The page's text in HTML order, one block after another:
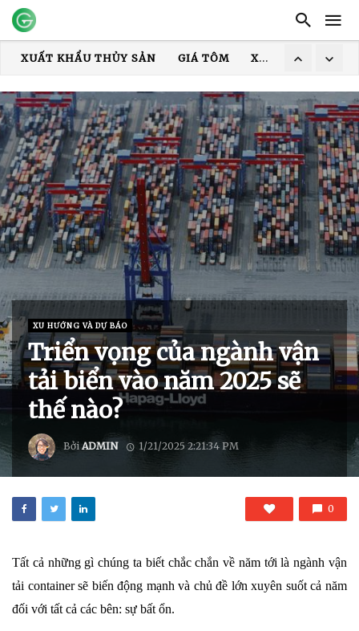
XUẤT KHẨU THỦY SẢN GIÁ TÔM
XUẤT KHẨU CÁ TRA
XUẤT KHẨU TÔM
COVID-19 MỸ HOA KỲ DỊCH
XU HƯỚNG VÀ DỰ BÁO
Triển vọng của ngành vận
tải biển vào năm 2025 sẽ
thế nào?
BởiADMIN 1/21/2025 2:21:34 PM
0
Tất cả những gì chúng ta biết chắc chắn về năm tới là ngành vận
tải container sẽ biến động mạnh và chủ đề lớn xuyên suốt cả năm
đối với tất cả các bên: sự bất ổn.